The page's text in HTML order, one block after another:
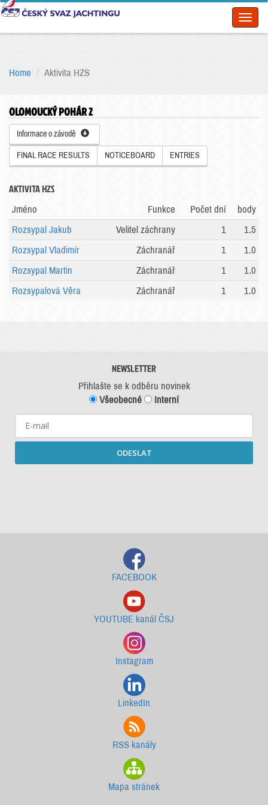
Home Aktivita HZS
OLOMOUCKÝ POHÁR 2
Informace o závodě
FINAL RACE RESULTS NOTICEBOARD ENTRIES
AKTIVITA HZS
Jméno Funkce Počet dní
body
Rozsypal Jakub
Velitel záchrany 1
1.5
Rozsypal Vladimír
Záchranář 1
1.0
Rozsypal Martin
Záchranář 1
1.0
Rozsypalová Věra
Záchranář 1 1.0
NEWSLETTER
Přihlašte se k odběru novinek
Všeobecné
Interní
ODESLAT
FACEBOOK
YOUTUBE kanál ČSJ
Instagram
LinkedIn
RSS kanály
Mapa stránek